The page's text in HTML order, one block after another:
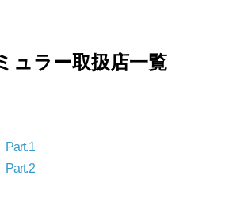
ュラー取扱店一覧